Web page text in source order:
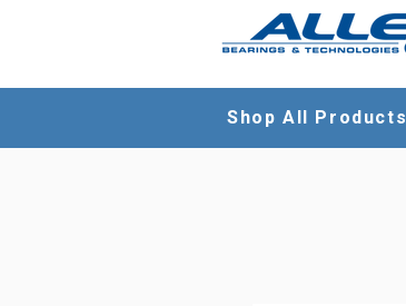
Shop All Products